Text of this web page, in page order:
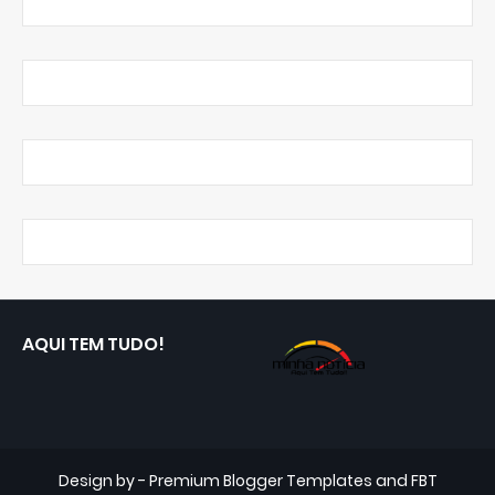
AQUI TEM TUDO!
Design by - Premium Blogger Templates and FBT